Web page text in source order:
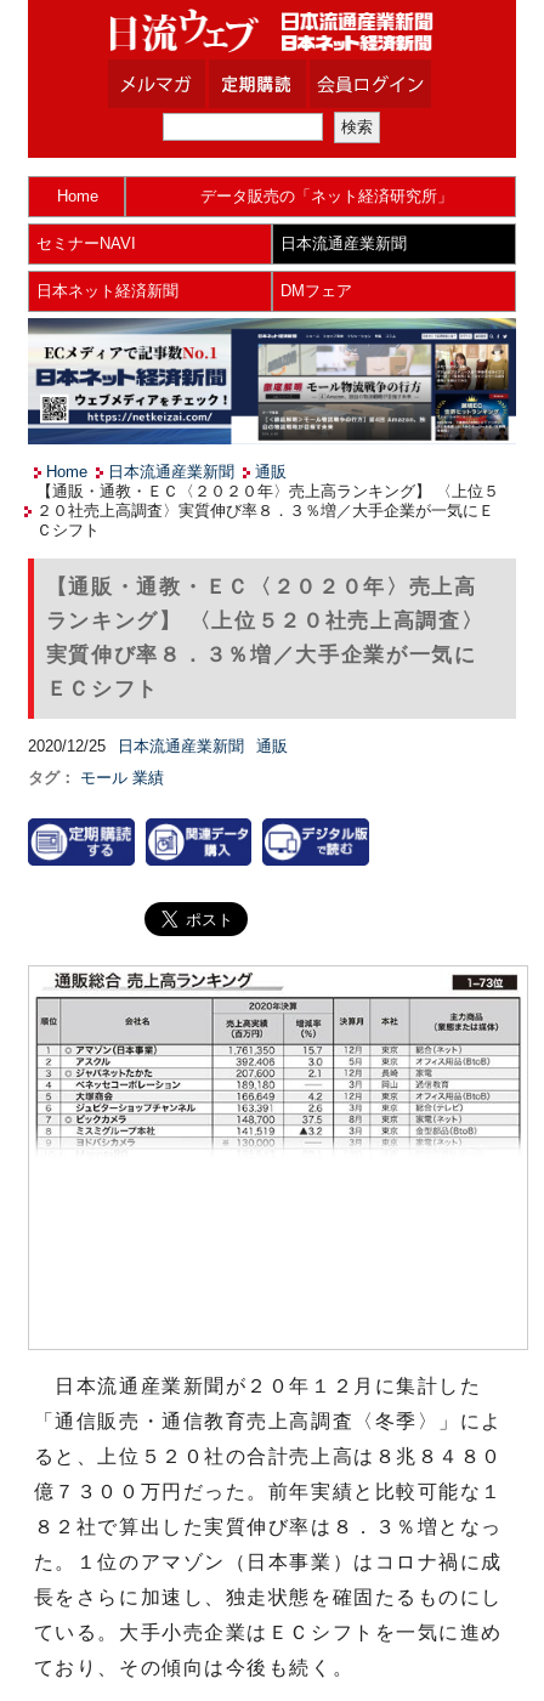
Home データ販売の「ネット経済研究所」
セミナーNAVI 日本流通産業新聞
日本ネット経済新聞 DMフェア
Home 日本流通産業新聞
通販
【通販・通教・ＥＣ〈２０２０年〉売上高ランキング】 〈上位５
２０社売上高調査〉実質伸び率８．３％増／大手企業が一気にＥ
Ｃシフト
【通販・通教・ＥＣ〈２０２０年〉売上高
ランキング】 〈上位５２０社売上高調査〉
実質伸び率８．３％増／大手企業が一気に
ＥＣシフト
2020/12/25 日本流通産業新聞
通販
タグ：
モール 業績
日本流通産業新聞が２０年１２月に集計した
「通信販売・通信教育売上高調査〈冬季〉」によ
ると、上位５２０社の合計売上高は８兆８４８０
億７３００万円だった。前年実績と比較可能な１
８２社で算出した実質伸び率は８．３％増となっ
た。１位のアマゾン（日本事業）はコロナ禍に成
長をさらに加速し、独走状態を確固たるものにし
ている。大手小売企業はＥＣシフトを一気に進め
ており、その傾向は今後も続く。